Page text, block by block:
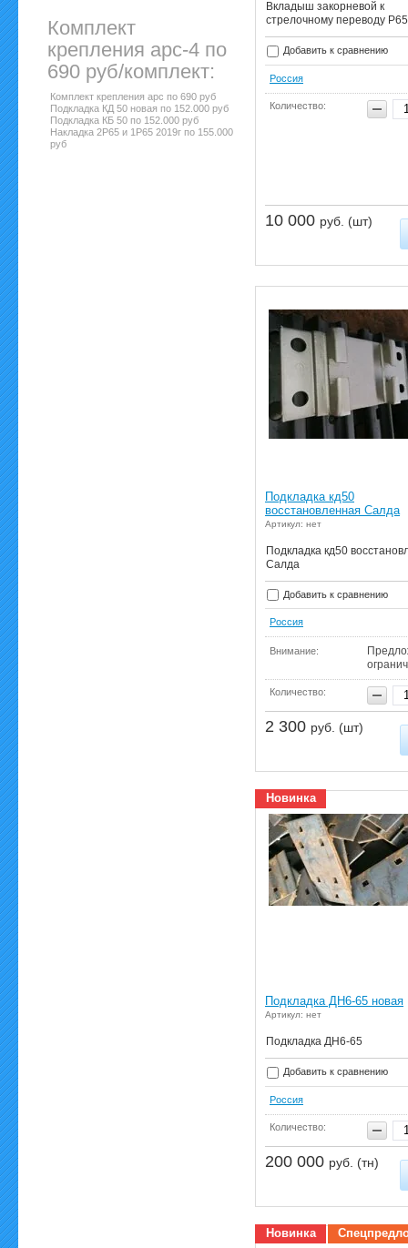
Комплект
крепления арс-4 по
690 руб/комплект:
Комплект крепления арс по 690 руб
Подкладка КД 50 новая по 152.000 руб
Подкладка КБ 50 по 152.000 руб
Накладка 2Р65 и 1Р65 2019г по 155.000
руб
Вкладыш закорневой к
стрелочному переводу Р65
Добавить к сравнению
Россия
Количество:
10 000 руб. (шт)
Подкладка кд50
восстановленная Салда
Артикул: нет
Подкладка кд50
Салда
Добавить к сравнению
Россия
Внимание:
Количество:
2 300 руб. (шт)
Новинка
Подкладка ДН6-65 новая
Артикул: нет
Подкладка ДН6-65
Добавить к сравнению
Россия
Количество:
200 000 руб. (тн)
Новинка